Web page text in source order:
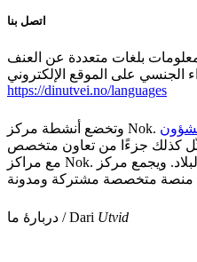
اتصل بنا
بلغات متعددة عن العنف
https://dinutvei.no/languages
لشؤون
كذلك جزءًا من تعاون متخصص
مع مراكز Nok. الأخرى في جميع أنحاء البلاد. ويجمع مركز Nok.
منصة متخصصة مشتركة ومدونة
دربارۀ ما / Dari Utvid